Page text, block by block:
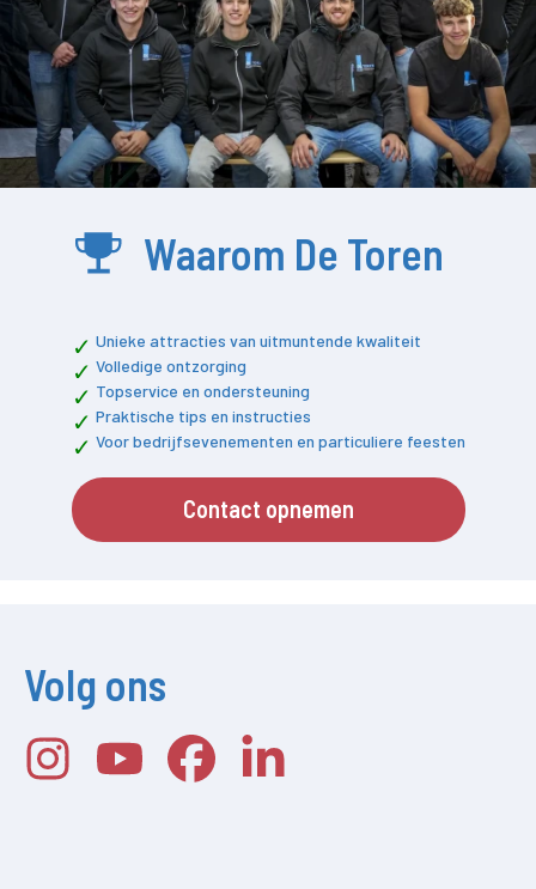
Waarom De Toren
Unieke attracties van uitmuntende kwaliteit
Volledige ontzorging
Topservice en ondersteuning
Praktische tips en instructies
Voor bedrijfsevenementen en particuliere feesten
Contact opnemen
Volg ons